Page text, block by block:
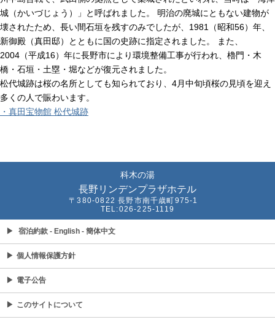
城（かいづじょう）」と呼ばれました。 明治の廃城にともない建物が
壊されたため、長い間石垣を残すのみでしたが、1981（昭和56）年、
新御殿（真田邸）とともに国の史跡に指定されました。 また、
2004（平成16）年に長野市により環境整備工事が行われ、櫓門・木
橋・石垣・土塁・堀などが復元されました。
松代城跡は桜の名所としても知られており、4月中旬頃桜の見頃を迎え
多くの人で賑わいます。
・真田宝物館 松代城跡
科木の湯
長野リンデンプラザホテル
〒380-0822 長野市南千歳町975-1
TEL:026-225-1119
▶ 宿泊約款 - English - 簡体中文
▶ 個人情報保護方針
▶ 電子公告
▶ このサイトについて